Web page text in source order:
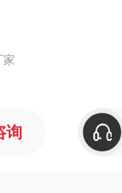
触从而加热干燥污泥
家
询